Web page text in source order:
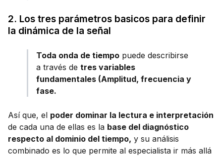
2. Los tres parámetros basicos para definir
la dinámica de la señal
Toda onda de tiempo puede describirse
a través detres variables
fundamentales (Amplitud, frecuencia y
fase.
Así que, el poder dominar la lectura e interpretación
de cada una de ellas es la base del diagnóstico
respecto al dominio del tiempo, y su análisis
combinado es lo que permite al especialista ir más allá